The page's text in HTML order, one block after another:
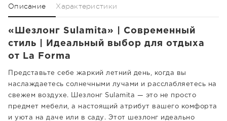
Описание Характеристики
«Шезлонг Sulamita» | Современный
стиль | Идеальный выбор для отдыха
от La Forma
Представьте себе жаркий летний день, когда вы
наслаждаетесь солнечными лучами и расслабляетесь на
свежем воздухе. Шезлонг Sulamita — это не просто
предмет мебели, а настоящий атрибут вашего комфорта
и уюта на даче или в саду. Этот шезлонг идеально